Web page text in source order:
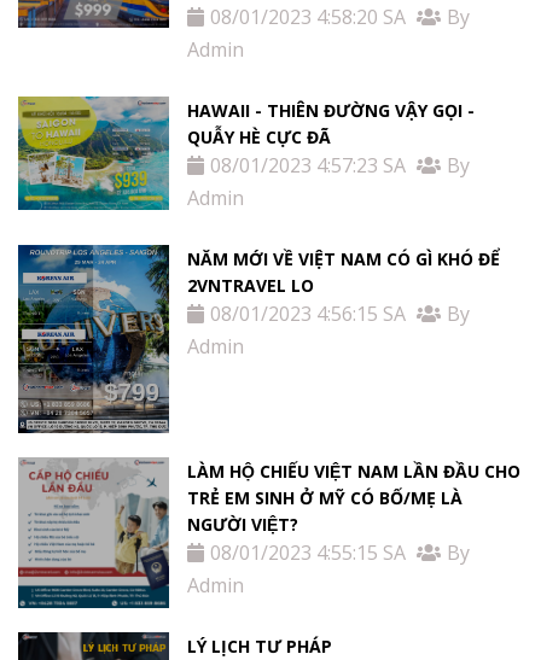
08/01/2023 4:58:20 SA
By
Admin
HAWAII - THIÊN ĐƯỜNG VẬY GỌI -
QUẪY HÈ CỰC ĐÃ
08/01/2023 4:57:23 SA
By
Admin
NĂM MỚI VỀ VIỆT NAM CÓ GÌ KHÓ ĐỂ
2VNTRAVEL LO
08/01/2023 4:56:15 SA
By
Admin
LÀM HỘ CHIẾU VIỆT NAM LẦN ĐẦU CHO
TRẺ EM SINH Ở MỸ CÓ BỐ/MẸ LÀ
NGƯỜI VIỆT?
08/01/2023 4:55:15 SA
By
Admin
LÝ LỊCH TƯ PHÁP